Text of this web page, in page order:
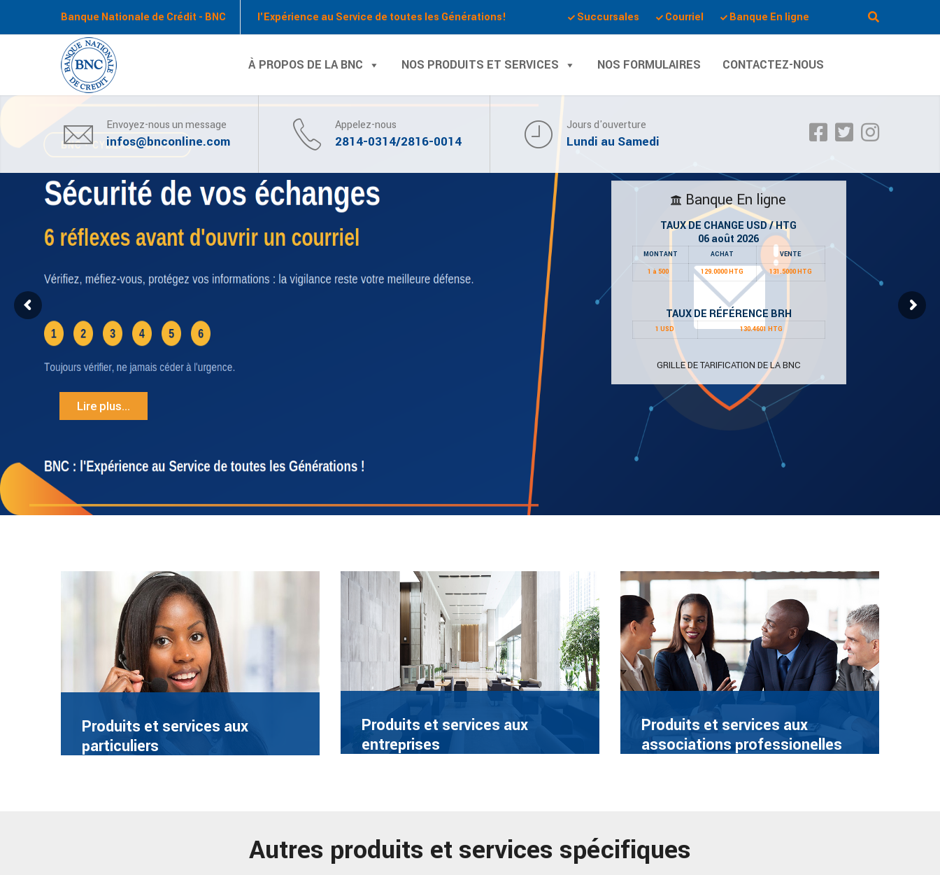
Banque Nationale de Crédit - BNC l'Expérience au Service de toutes les Générations! Succursales Courriel Banque En ligne
À PROPOS DE LA BNC NOS PRODUITS ET SERVICES NOS FORMULAIRES CONTACTEZ-NOUS
Envoyez-nous un message
infos@bnconline.com
Appelez-nous
2814-0314/2816-0014
Jours d'ouverture
Lundi au Samedi
Banque En ligne
TAUX DE CHANGE USD / HTG
06 août 2026
MONTANT ACHAT
VENTE
1 à 500
129.0000 HTG 131.5000 HTG
TAUX DE RÉFÉRENCE BRH
1 USD 130.4601 HTG
GRILLE DE TARIFICATION DE LA BNC
Lire plus...
Produits et services aux
particuliers
Produits et services aux
entreprises
Produits et services aux
associations professionelles
Autres produits et services spécifiques